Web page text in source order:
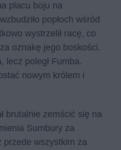
placu boju na
popłoch wśród
wystrzelił racę, co
oznakę jego boskości.
lecz poległ Fumba.
nowym królem i
brutalnie zemścić się na
Sumbury za
przede wszystkim za